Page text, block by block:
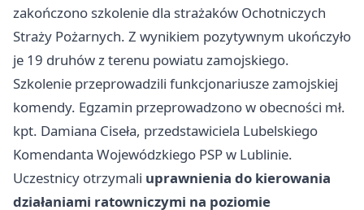
zakończono szkolenie dla strażaków Ochotniczych
Straży Pożarnych. Z wynikiem pozytywnym ukończyło
je 19 druhów z terenu powiatu zamojskiego.
Szkolenie przeprowadzili funkcjonariusze zamojskiej
komendy. Egzamin przeprowadzono w obecności mł.
kpt. Damiana Ciseła, przedstawiciela Lubelskiego
Komendanta Wojewódzkiego PSP w Lublinie.
Uczestnicy otrzymali uprawnienia do kierowania
działaniami ratowniczymi na poziomie